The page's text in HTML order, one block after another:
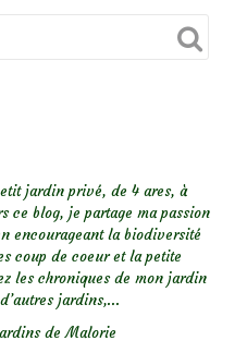
jardin privé, de 4 ares, à
ce blog, je partage ma passion
encourageant la biodiversité
coup de coeur et la petite
les chroniques de mon jardin
jardins,...
de Malorie